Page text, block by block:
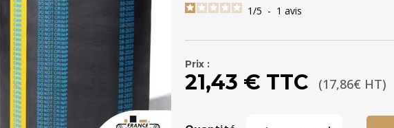
1/5 - 1 avis
Prix :
21,43 € TTC (17,86€ HT)